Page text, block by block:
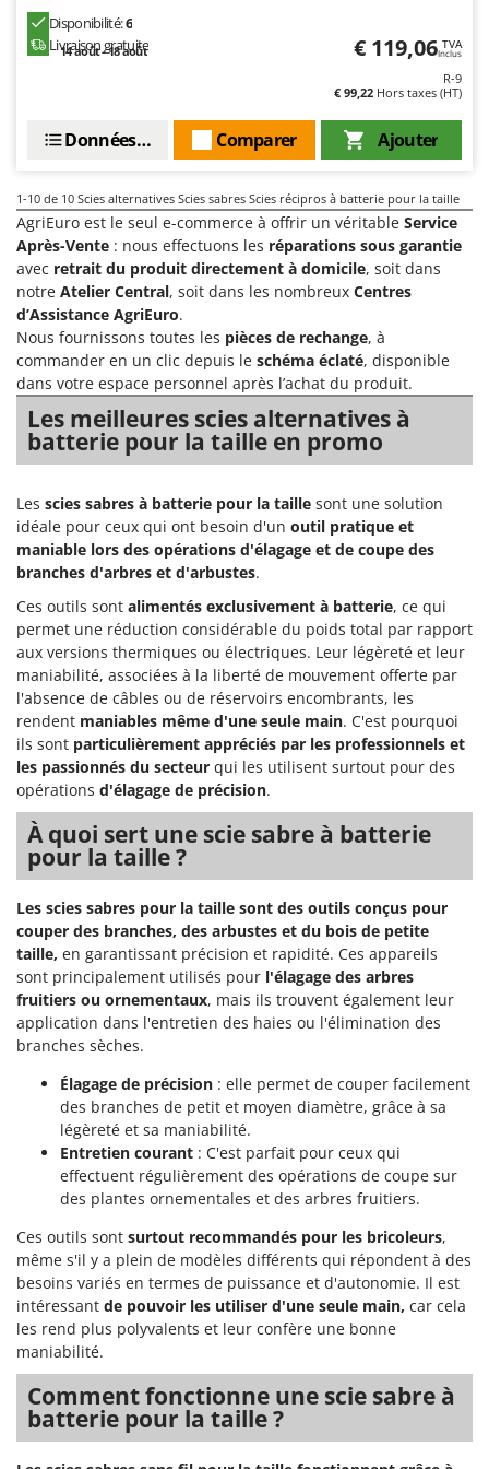
Master
Mastercook
MCH
Mille
Minox
Mockmill
More than chef
MOSA
MOVA
Mowox
MTD
N
New O.M.R.A.
Nilfisk
Ninja
Novatec
Novital
NuAir
NuovaFac
O
Officine Savioli
Oliviero
Olix
OMA
Ompagrill
Ooni
Oriental Koshin
Outdoorchef
Palazzetti
Palumbo Pavi
Partisani
Paterlini
Pramac
Prismafood
R
R.G.V.
Rato
Reber
Redback
Disponibilité:6
Livraison gratuite
14 août - 18 août € 119,06 TVA
Inclus
R-9
€ 99,22 Hors taxes (HT)
Ajouter
Comparer
Données techniques
1-10 de 10 Scies alternatives Scies sabres Scies récipros à batterie pour la taille
AgriEuro est le seul e-commerce à offrir un véritable Service
Après-Vente : nous effectuons les réparations sous garantie
avec retrait du produit directement à domicile, soit dans
notre Atelier Central, soit dans les nombreux Centres
d’Assistance AgriEuro.
Nous fournissons toutes les pièces de rechange, à
commander en un clic depuis le schéma éclaté, disponible
dans votre espace personnel après l’achat du produit.
Les meilleures scies alternatives à
batterie pour la taille en promo
Les scies sabres à batterie pour la taille sont une solution
idéale pour ceux qui ont besoin d'un outil pratique et
maniable lors des opérations d'élagage et de coupe des
branches d'arbres et d'arbustes.
Ces outils sont alimentés exclusivement à batterie, ce qui
permet une réduction considérable du poids total par rapport
aux versions thermiques ou électriques. Leur légèreté et leur
maniabilité, associées à la liberté de mouvement offerte par
l'absence de câbles ou de réservoirs encombrants, les
rendent maniables même d'une seule main. C'est pourquoi
ils sont particulièrement appréciés par les professionnels et
les passionnés du secteur qui les utilisent surtout pour des
opérations d'élagage de précision.
À quoi sert une scie sabre à batterie
pour la taille ?
Les scies sabres pour la taille sont des outils conçus pour
couper des branches, des arbustes et du bois de petite
taille, en garantissant précision et rapidité. Ces appareils
sont principalement utilisés pour l'élagage des arbres
fruitiers ou ornementaux, mais ils trouvent également leur
application dans l'entretien des haies ou l'élimination des
branches sèches.
Élagage de précision : elle permet de couper facilement
des branches de petit et moyen diamètre, grâce à sa
légèreté et sa maniabilité.
Entretien courant : C'est parfait pour ceux qui
effectuent régulièrement des opérations de coupe sur
des plantes ornementales et des arbres fruitiers.
Ces outils sont surtout recommandés pour les bricoleurs,
même s'il y a plein de modèles différents qui répondent à des
besoins variés en termes de puissance et d'autonomie. Il est
intéressant de pouvoir les utiliser d'une seule main, car cela
les rend plus polyvalents et leur confère une bonne
maniabilité.
Comment fonctionne une scie sabre à
batterie pour la taille ?